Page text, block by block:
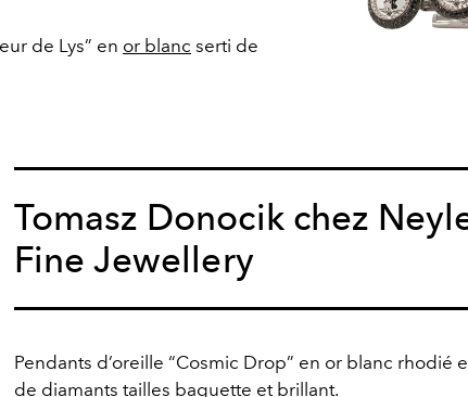
de Lys” en or blanc serti de
Tomasz Donocik chez
Fine Jewellery
Pendants d’oreille “Cosmic Drop” en or blanc rhodié
de diamants tailles baguette et brillant.